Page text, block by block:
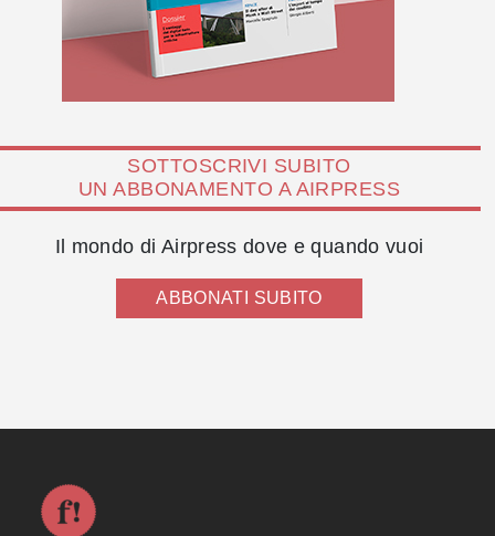
SOTTOSCRIVI SUBITO
UN ABBONAMENTO A AIRPRESS
Il mondo di Airpress dove e quando vuoi
ABBONATI SUBITO